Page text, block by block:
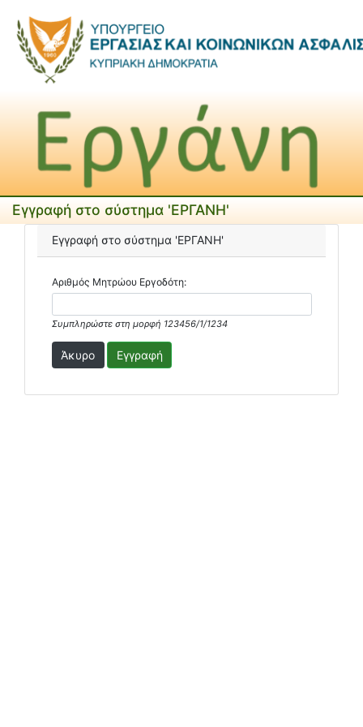
Εγγραφή στο σύστημα 'ΕΡΓΑΝΗ'
Εγγραφή στο σύστημα 'ΕΡΓΑΝΗ'
Αριθμός Μητρώου Εργοδότη:
Συμπληρώστε στη μορφή 123456/1/1234